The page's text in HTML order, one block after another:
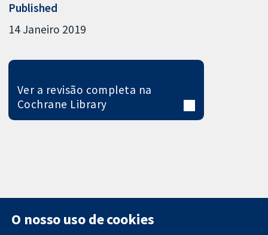
Published
14 Janeiro 2019
Ver a revisão completa na
Cochrane Library
O nosso uso de cookies